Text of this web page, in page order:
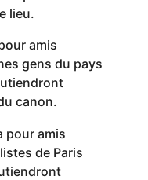
lieu.
amis
gens du pays
canon.
pour amis
de Paris